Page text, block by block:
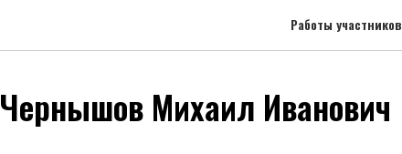
Работы участников
Чернышов Михаил Иванович